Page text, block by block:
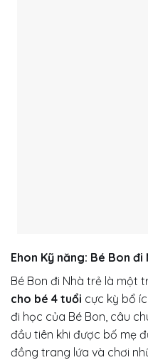
Ehon Kỹ năng: Bé Bon đi
Bé Bon đi Nhà trẻ là một
cho bé 4 tuổi cực kỳ bổ
đi học của Bé Bon, câu
đầu tiên khi được bố mẹ
đồng trang lứa và chơi